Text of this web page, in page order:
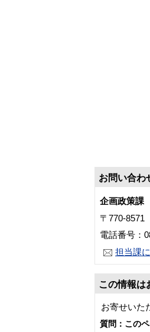
お問い合わ
企画政策課
〒770-8571
電話番号：
担当課
この情報は
お寄せいた
質問：この